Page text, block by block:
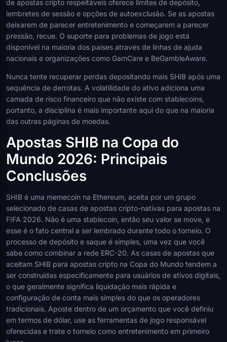
de apostas cripto respeitáveis oferece limites de depósito,
lembretes de sessão e opções de autoexclusão. Se as apostas
deixarem de parecer entretenimento e começarem a parecer
pressão, recue. O suporte para problemas de jogo está
disponível na maioria dos países através de linhas de ajuda
nacionais e organizações como GamCare e BeGambleAware.
Nunca tente recuperar perdas depositando mais SHIB após uma
sequência de derrotas. A volatilidade do ativo adiciona uma
camada de risco financeiro que não existe com stablecoins,
portanto, a disciplina é mais importante aqui do que na maioria
das outras páginas de moedas.
Apostas SHIB na Copa do
Mundo 2026: Principais
Conclusões
SHIB é uma memecoin na Ethereum, aceita por um grupo
selecionado de casas de apostas cripto-nativas para apostas na
FIFA 2026. Não é uma stablecoin, então seu valor se move, e
esse é o fato central a ser lembrado durante todo o torneio. O
processo de depósito e saque é simples, uma vez que você
sabe como combinar a rede ERC-20. As casas de apostas que
aceitam SHIB para apostas cripto na Copa do Mundo tendem a
ser construídas especificamente para usuários de ativos digitais,
o que geralmente significa liquidação mais rápida e
configuração de conta mais simples do que os operadores
tradicionais. Aposte dentro de um orçamento que você definiu
em termos de dólar, use as ferramentas de jogo responsável
oferecidas e trate o torneio como entretenimento em primeiro